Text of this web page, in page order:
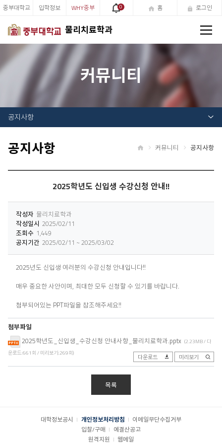
물리치료학과
중부대학교 입학정보 WHY중부 0 홈 로그인
커뮤니티
공지사항
공지사항 커뮤니티 공지사항
2025학년도 신입생 수강신청 안내!!
작성자 물리치료학과
작성일시 2025/02/11
조회수 1,449
공지기간 2025/02/11 ~ 2025/03/02
2025년도 신입생 여러분의 수강신청 안내입니다!!
매우 중요한 사안이며, 최대한 모두 신청할 수 있기를 바랍니다.
첨부되어있는 PPT파일을 참조해주세요!!
첨부파일
2025학년도_신입생_수강신청 안내사항_물리치료학과.pptx (2.23MB / 다
운로드:661회 / 미리보기:269회)
다운로드 미리보기
목록
대학정보공시 개인정보처리방침
이메일무단수집거부
입찰/구매
예결산공고
원격지원
웹메일